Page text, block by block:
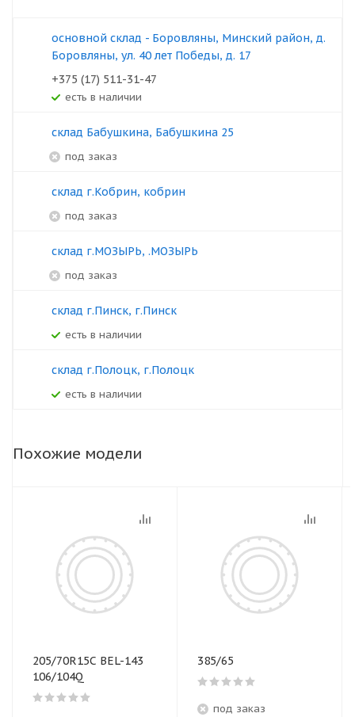
основной склад - Боровляны, Минский район, д.
Боровляны, ул. 40 лет Победы, д. 17
+375 (17) 511-31-47
Есть в наличии
склад Бабушкина, Бабушкина 25
под заказ
склад г.Кобрин, кобрин
под заказ
склад г.МОЗЫРЬ, .МОЗЫРЬ
под заказ
склад г.Пинск, г.Пинск
Есть в наличии
склад г.Полоцк, г.Полоцк
Есть в наличии
Похожие модели
205/70R15C BEL-143
106/104Q
385/65
под заказ